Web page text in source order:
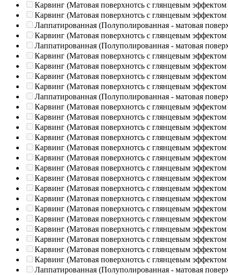
Карвинг (Матовая поверхнотсь с глянцевым эффектом
Карвинг (Матовая поверхнотсь с глянцевым эффектом
Лаппатированная (Полуполированная - матовая
Карвинг (Матовая поверхнотсь с глянцевым эффектом
Лаппатированная (Полуполированная - матовая
Карвинг (Матовая поверхнотсь с глянцевым эффектом
Карвинг (Матовая поверхнотсь с глянцевым эффектом
Карвинг (Матовая поверхнотсь с глянцевым эффектом
Карвинг (Матовая поверхнотсь с глянцевым эффектом
Лаппатированная (Полуполированная - матовая
Карвинг (Матовая поверхнотсь с глянцевым эффектом
Карвинг (Матовая поверхнотсь с глянцевым эффектом
Карвинг (Матовая поверхнотсь с глянцевым эффектом
Карвинг (Матовая поверхнотсь с глянцевым эффектом
Карвинг (Матовая поверхнотсь с глянцевым эффектом
Карвинг (Матовая поверхнотсь с глянцевым эффектом
Карвинг (Матовая поверхнотсь с глянцевым эффектом
Карвинг (Матовая поверхнотсь с глянцевым эффектом
Карвинг (Матовая поверхнотсь с глянцевым эффектом
Карвинг (Матовая поверхнотсь с глянцевым эффектом
Карвинг (Матовая поверхнотсь с глянцевым эффектом
Карвинг (Матовая поверхнотсь с глянцевым эффектом
Карвинг (Матовая поверхнотсь с глянцевым эффектом
Карвинг (Матовая поверхнотсь с глянцевым эффектом
Карвинг (Матовая поверхнотсь с глянцевым эффектом
Карвинг (Матовая поверхнотсь с глянцевым эффектом
Лаппатированная (Полуполированная - матовая